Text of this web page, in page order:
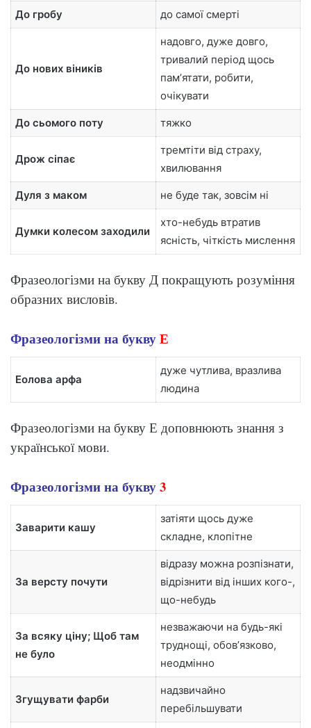
До гробу до самої смерті
До нових віників
надовго, дуже довго,
тривалий період щось
памʼятати, робити,
очікувати
До сьомого поту тяжко
Дрож сіпає
тремтіти від страху,
хвилювання
Дуля з маком не буде так, зовсім ні
Думки колесом заходили
хто-небудь втратив
ясність, чіткість мислення
Фразеологізми на букву Д покращують розуміння
образних висловів.
Фразеологізми на буквуЕ
Еолова арфа
дуже чутлива, вразлива
людина
Фразеологізми на букву Е доповнюють знання з
української мови.
Фразеологізми на букву3
Заварити кашу
затіяти щось дуже
складне, клопітне
За версту почути
відразу можна розпізнати,
відрізнити від інших кого-,
що-небудь
За всяку ціну; Щоб там
не було
незважаючи на будь-які
труднощі, обовʼязково,
неодмінно
Згущувати фарби
надзвичайно
перебільшувати